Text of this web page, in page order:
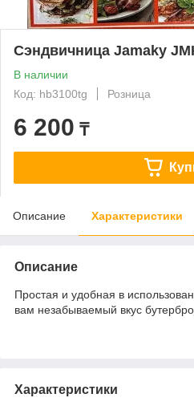
Сэндвичница Jamaky
В наличии
Код: hb3100tg
Розница
6 200 ₸
Описание Характеристики
Описание
Простая и удобная в
вам незабываемый вкус
Характеристики